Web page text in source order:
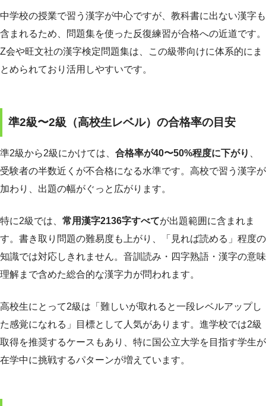
中学校の授業で習う漢字が中心ですが、教科書に出ない漢字も
含まれるため、問題集を使った反復練習が合格への近道です。
Z会や旺文社の漢字検定問題集は、この級帯向けに体系的にま
とめられており活用しやすいです。
準2級〜2級（高校生レベル）の合格率の目安
準2級から2級にかけては、 合格率が40〜50%程度に下がり
受験者の半数近くが不合格になる水準です。高校で習う漢字が
加わり、出題の幅がぐっと広がります。
特に2級では、 常用漢字2136字すべてが出題範囲に含まれま
す。書き取り問題の難易度も上がり、「見れば読める」程度の
知識では対応しきれません。音訓読み・四字熟語・漢字の意味
理解まで含めた総合的な漢字力が問われます。
高校生にとって2級は「難しいが取れると一段レベルアップし
た感覚になれる」目標として人気があります。進学校では2級
取得を推奨するケースもあり、特に国公立大学を目指す学生が
在学中に挑戦するパターンが増えています。